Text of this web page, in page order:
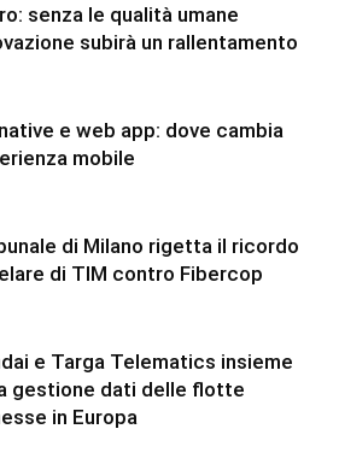
senza le qualità umane
subirà un rallentamento
e web app: dove cambia
mobile
di Milano rigetta il ricordo
di TIM contro Fibercop
e Targa Telematics insieme
gestione dati delle flotte
in Europa